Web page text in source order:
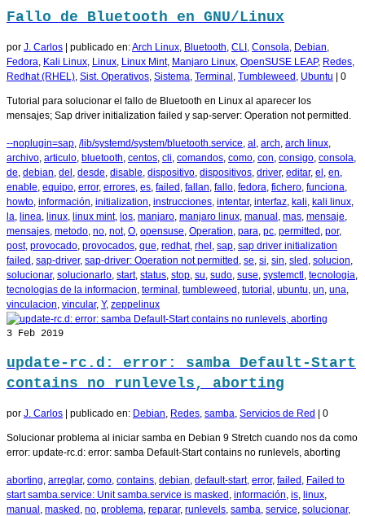
Fallo de Bluetooth en GNU/Linux
por J. Carlos publicado en:Arch Linux, Bluetooth, CLI , Consola, Debian,
Fedora, Kali Linux, Linux, Linux Mint, Manjaro Linux, OpenSUSE LEAP, Redes,
Redhat (RHEL), Sist. Operativos, Sistema, Terminal , Tumbleweed , Ubuntu 0
Tutorial para solucionar el fallo de Bluetooth en Linux al aparecer los
mensajes; Sap driver initialization failed y sap-server: Operation not permitted.
--noplugin=sap, /lib/systemd/system/bluetooth.service, al , arch, arch linux,
archivo, articulo, bluetooth, centos, cli, comandos, como, con, consigo, consola,
de, debian, del , desde, disable, dispositivo, dispositivos, driver, editar, el , en,
enable, equipo, error, errores, es, failed , fallan, fallo, fedora, fichero, funciona,
howto, información, initialization, instrucciones, intentar, interfaz, kali, kali linux,
la, linea, linux, linux mint, los, manjaro, manjaro linux, manual , mas, mensaje,
mensajes, metodo, no, not, O, opensuse, Operation, para, pc, permitted , por,
post, provocado, provocados, que, redhat, rhel , sap, sap driver initialization
failed , sap-driver, sap-driver: Operation not permitted , se, si, sin, sled , solucion,
solucionar, solucionarlo, start, status, stop, su, sudo, suse, systemctl , tecnologia,
tecnologias de la informacion, terminal , tumbleweed , tutorial , ubuntu, un, una,
vinculacion, vincular, Y, zeppelinux
3 Feb 2019
update-rc.d: error: samba Default-Start
contains no runlevels, aborting
por J. Carlos publicado en: Debian, Redes, samba, Servicios de Red 0
Solucionar problema al iniciar samba en Debian 9 Stretch cuando nos da como
error: update-rc.d: error: samba Default-Start contains no runlevels, aborting
aborting, arreglar, como, contains, debian, default-start, error, failed , Failed to
start samba.service: Unit samba.service is masked , información, is, linux,
manual , masked , no, problema, reparar, runlevels, samba, service, solucionar,